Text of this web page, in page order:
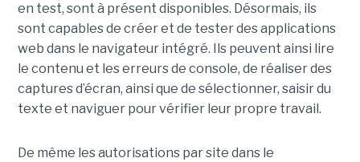
en test, sont à présent disponibles. Désormais, ils
sont capables de créer et de tester des applications
web dans le navigateur intégré. Ils peuvent ainsi lire
le contenu et les erreurs de console, de réaliser des
captures d’écran, ainsi que de sélectionner, saisir du
texte et naviguer pour vérifier leur propre travail.
De même les autorisations par site dans le